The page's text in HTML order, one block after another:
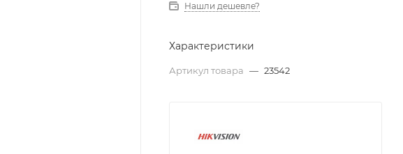
Нашли дешевле?
Характеристики
Артикул товара — 23542